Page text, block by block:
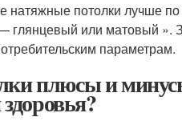
натяжные потолки лучше
глянцевый или матовый ».
параметрам.
плюсы и